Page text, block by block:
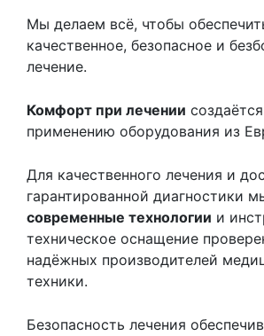
Мы делаем всё, чтобы
качественное, безопасное и
лечение.
Комфорт при лечении
применению оборудования из
Для качественного лечения и
гарантированной диагностики
современные технологии и
техническое оснащение
надёжных производителей
техники.
Безопасность лечения